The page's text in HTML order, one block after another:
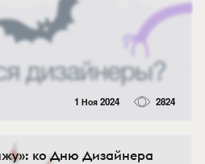
1 Ноя 2024 2824
ко Дню Дизайнера